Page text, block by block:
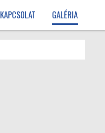
KAPCSOLAT GALÉRIA